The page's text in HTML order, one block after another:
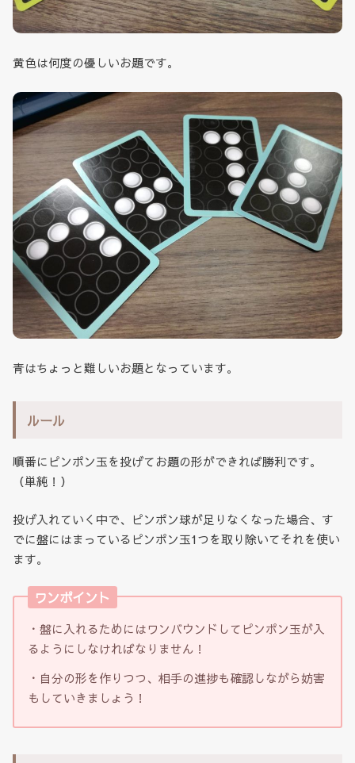
黄色は何度の優しいお題です。
青はちょっと難しいお題となっています。
ルール
順番にピンポン玉を投げてお題の形ができれば勝利です。
（単純！）
投げ入れていく中で、ピンポン球が足りなくなった場合、す
でに盤にはまっているピンポン玉1つを取り除いてそれを使い
ます。
ワンポイント
・盤に入れるためにはワンバウンドしてピンポン玉が入
るようにしなければなりません！
・自分の形を作りつつ、相手の進捗も確認しながら妨害
もしていきましょう！